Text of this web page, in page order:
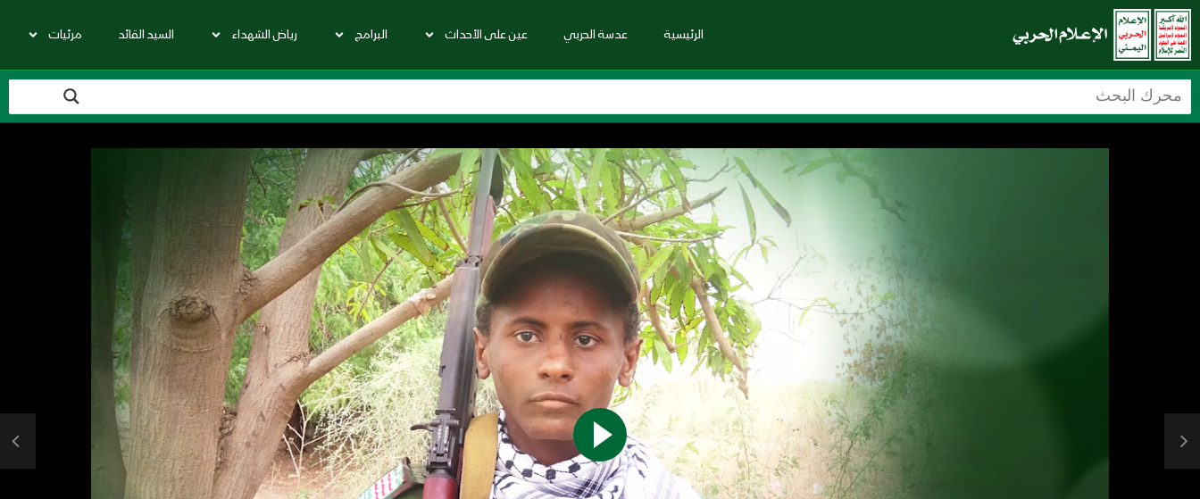
الرئيسية عدسة الحربي عين على الأحداث البرامج رياض الشهداء السيد القائد مرئيات